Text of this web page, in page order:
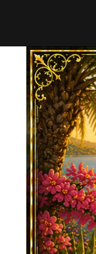
content